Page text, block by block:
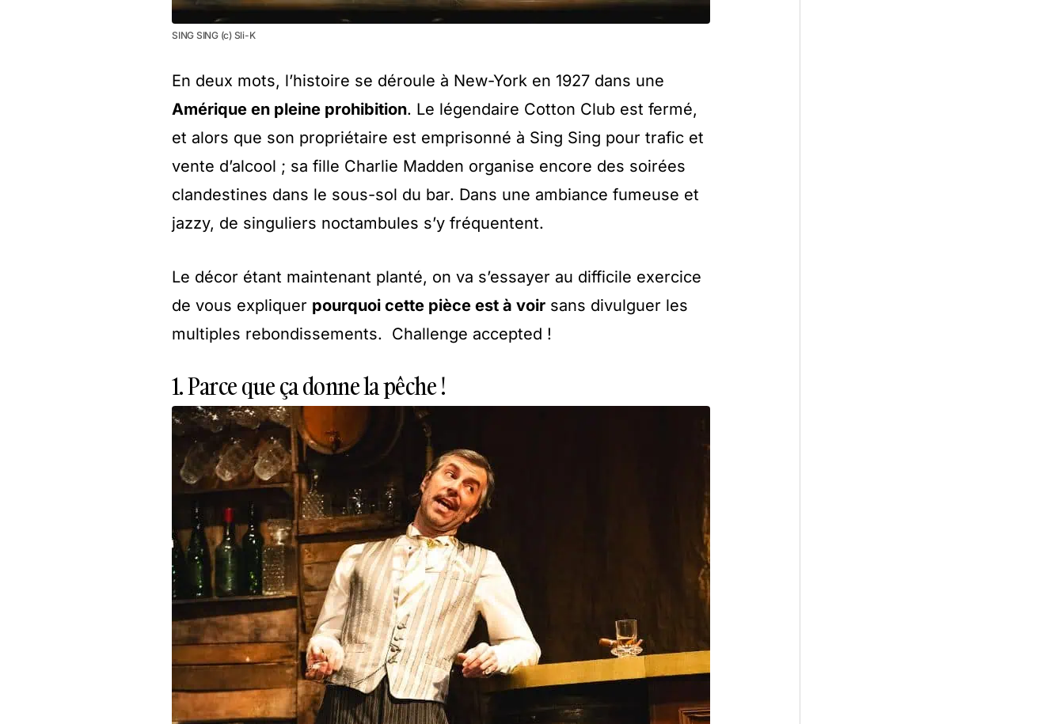
SING SING (c) Sli-K
En deux mots, l’histoire se déroule à New-York en 1927 dans une
Amérique en pleine prohibition. Le légendaire Cotton Club est fermé,
et alors que son propriétaire est emprisonné à Sing Sing pour trafic et
vente d’alcool ; sa fille Charlie Madden organise encore des soirées
clandestines dans le sous-sol du bar. Dans une ambiance fumeuse et
jazzy, de singuliers noctambules s’y fréquentent.
Le décor étant maintenant planté, on va s’essayer au difficile exercice
de vous expliquer pourquoi cette pièce est à voir sans divulguer les
multiples rebondissements. Challenge accepted !
1. Parce que ça donne la pêche !